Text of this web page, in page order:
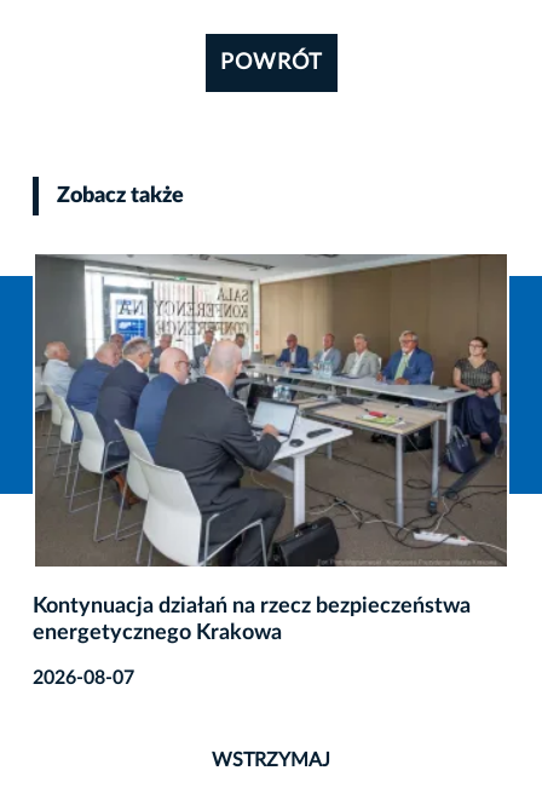
POWRÓT
Zobacz także
Kontynuacja działań na rzecz bezpieczeństwa
energetycznego Krakowa
2026-08-07
WSTRZYMAJ